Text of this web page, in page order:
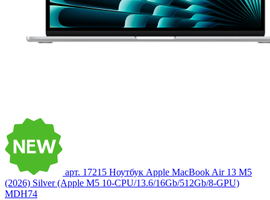
арт. 17215 Ноутбук Apple MacBook Air 13 M5
(2026) Silver (Apple M5 10-CPU/13.6/16Gb/512Gb/8-GPU)
MDH74